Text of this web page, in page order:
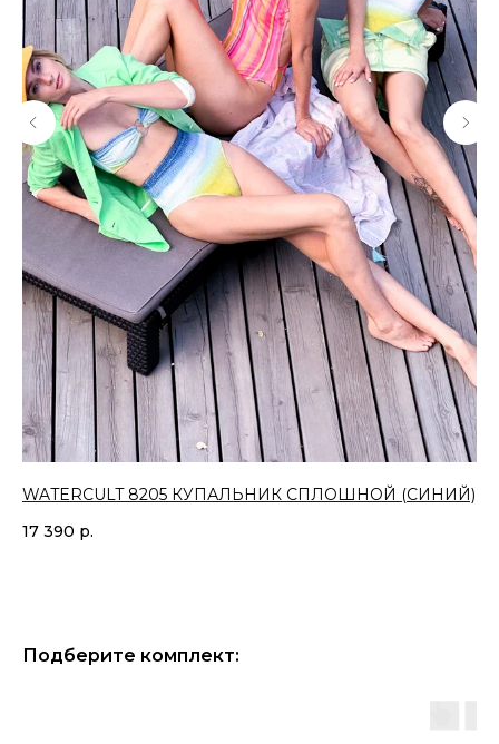
WATERCULT 8205 КУПАЛЬНИК СПЛОШНОЙ (СИНИЙ)
17 390 р.
Подберите комплект: